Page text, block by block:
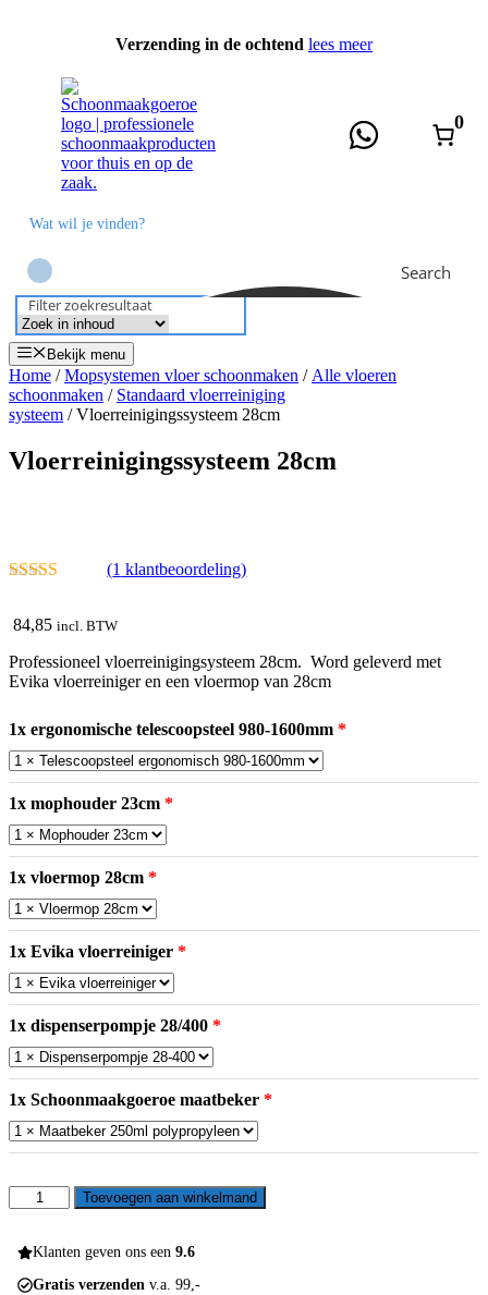
Verzending in de ochtend lees meer
Search
Filter zoekresultaat
0
Bekijk menu
Home /Mopsystemen vloer schoonmaken / Alle vloeren
schoonmaken / Standaard vloerreiniging
systeem / Vloerreinigingssysteem 28cm
Vloerreinigingssysteem 28cm
(1 klantbeoordeling)
84,85 incl. BTW
Professioneel vloerreinigingsysteem 28cm. Word geleverd met
Evika vloerreiniger en een vloermop van 28cm
1x ergonomische telescoopsteel 980-1600mm
1x mophouder 23cm
1x vloermop 28cm
1x Evika vloerreiniger
1x dispenserpompje 28/400
1x Schoonmaakgoeroe maatbeker
Vloerreinigingssysteem
28cm
Toevoegen aan winkelmand
Klanten geven ons een 9.6
Gratis verzenden v.a. 99,-